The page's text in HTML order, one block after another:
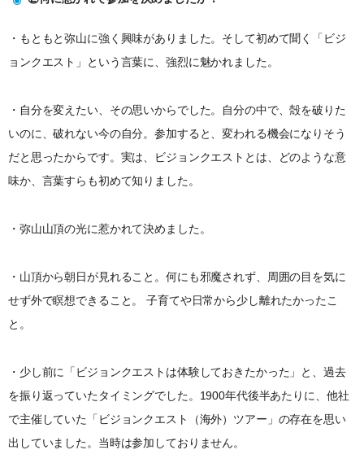
・もともと弥山に強く興味がありました。そして初めて聞く「ビジ
ョンクエスト」という言葉に、強烈に魅かれました。
・自分を変えたい、その思いからでした。自分の中で、殻を破りた
いのに、破れない今の自分。参加すると、変われる機会になりそう
だと思ったからです。実は、ビジョンクエストとは、どのような意
味か、言葉すらも初めて知りました。
・弥山山頂の光に惹かれて決めました。
・山頂から朝日が見れること。何にも邪魔されず、周囲の目を気に
せず外で瞑想できること。 子育てや日常から少し離れたかったこ
と。
・少し前に「ビジョンクエストは体験しておきたかった」と、過去
を振り返っていたタイミングでした。1900年代後半あたりに、他社
で主催していた「ビジョンクエスト（海外）ツアー」の存在を思い
出していました。当時は参加しておりません。